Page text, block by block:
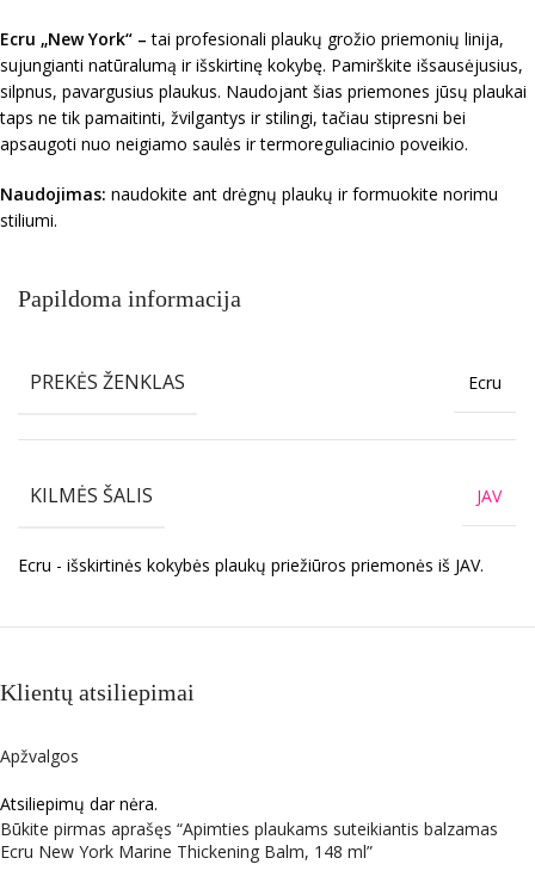
Ecru „New York“ – tai profesionali plaukų grožio priemonių linija,
sujungianti natūralumą ir išskirtinę kokybę. Pamirškite išsausėjusius,
silpnus, pavargusius plaukus. Naudojant šias priemones jūsų plaukai
taps ne tik pamaitinti, žvilgantys ir stilingi, tačiau stipresni bei
apsaugoti nuo neigiamo saulės ir termoreguliacinio poveikio.
Naudojimas: naudokite ant drėgnų plaukų ir formuokite norimu
stiliumi.
Papildoma informacija
PREKĖS ŽENKLAS Ecru
KILMĖS ŠALIS JAV
Ecru - išskirtinės kokybės plaukų priežiūros priemonės iš JAV.
Klientų atsiliepimai
Apžvalgos
Atsiliepimų dar nėra.
Būkite pirmas aprašęs “Apimties plaukams suteikiantis balzamas
Ecru New York Marine Thickening Balm, 148 ml”